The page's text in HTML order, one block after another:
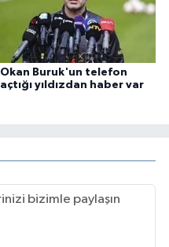
Okan Buruk'un telefon
açtığı yıldızdan haber var